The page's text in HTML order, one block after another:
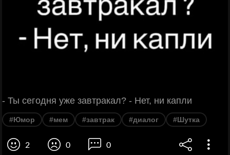
- Ты сегодня уже завтракал? - Нет, ни капли
#Юмор #мем #завтрак #диалог #Шутка
2 0 0